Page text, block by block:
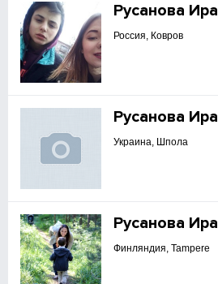
Русанова Ира
Россия, Ковров
Русанова Ира
Украина, Шпола
Русанова Ира
Финляндия, Tampere